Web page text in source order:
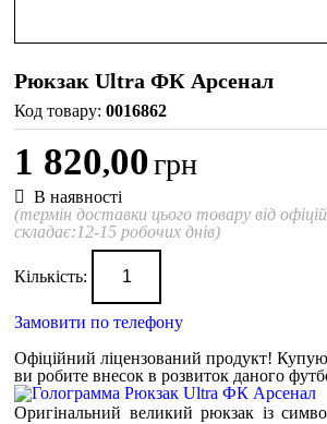
Рюкзак Ultra ФК Арсенал
0016862
1 820,00грн
В наявності
(термін доставки цього товару від
складає:12-15 робочих днів)
Кількість:
Замовити по телефону
Офіційний ліцензований продукт!
ви робите внесок в розвиток даного
Оригінальний великий рюкзак із